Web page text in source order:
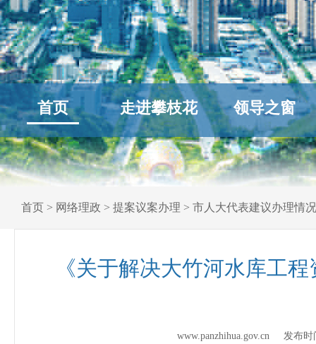
首页 走进攀枝花 领导之窗
首页 > 网络理政 > 提案议案办理 > 市人大代表建议办理情况
《关于解决大竹河水库工
www.panzhihua.gov.cn 发布时